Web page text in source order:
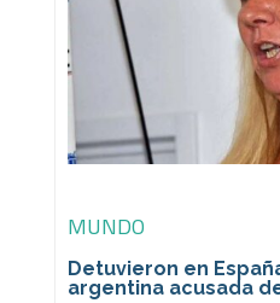
MUNDO
Detuvieron en
argentina acusada